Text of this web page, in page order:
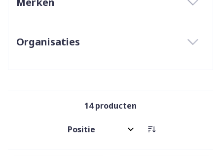
Organisaties
14producten
Sorteer op: